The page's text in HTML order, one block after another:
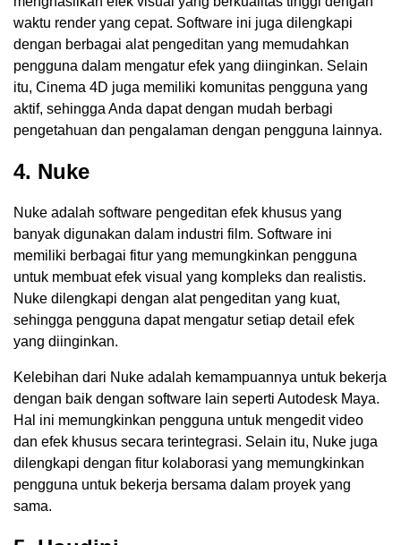
waktu render yang cepat. Software ini juga dilengkapi
dengan berbagai alat pengeditan yang memudahkan
pengguna dalam mengatur efek yang diinginkan. Selain
itu, Cinema 4D juga memiliki komunitas pengguna yang
aktif, sehingga Anda dapat dengan mudah berbagi
pengetahuan dan pengalaman dengan pengguna lainnya.
4. Nuke
Nuke adalah software pengeditan efek khusus yang
banyak digunakan dalam industri film. Software ini
memiliki berbagai fitur yang memungkinkan pengguna
untuk membuat efek visual yang kompleks dan realistis.
Nuke dilengkapi dengan alat pengeditan yang kuat,
sehingga pengguna dapat mengatur setiap detail efek
yang diinginkan.
Kelebihan dari Nuke adalah kemampuannya untuk bekerja
dengan baik dengan software lain seperti Autodesk Maya.
Hal ini memungkinkan pengguna untuk mengedit video
dan efek khusus secara terintegrasi. Selain itu, Nuke juga
dilengkapi dengan fitur kolaborasi yang memungkinkan
pengguna untuk bekerja bersama dalam proyek yang
sama.